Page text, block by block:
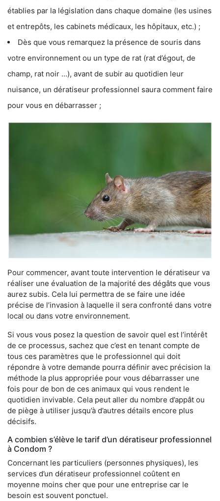
établies par la législation dans chaque domaine (les usines
et entrepôts, les cabinets médicaux, les hôpitaux, etc.) ;
Dès que vous remarquez la présence de souris dans
votre environnement ou un type de rat (rat d’égout, de
champ, rat noir …), avant de subir au quotidien leur
nuisance, un dératiseur professionnel saura comment faire
pour vous en débarrasser ;
Pour commencer, avant toute intervention le dératiseur va
réaliser une évaluation de la majorité des dégâts que vous
aurez subis. Cela lui permettra de se faire une idée
précise de l’invasion à laquelle il sera confronté dans votre
local ou dans votre environnement.
Si vous vous posez la question de savoir quel est l’intérêt
de ce processus, sachez que c’est en tenant compte de
tous ces paramètres que le professionnel qui doit
répondre à votre demande pourra définir avec précision la
méthode la plus appropriée pour vous débarrasser une
fois pour de bon de ces animaux qui vous rendent le
quotidien invivable. Cela peut aller du nombre d’appât ou
de piège à utiliser jusqu’à d’autres détails encore plus
décisifs.
A combien s’élève le tarif d’un dératiseur professionnel
à Condom ?
Concernant les particuliers (personnes physiques), les
services d’un dératiseur professionnel coûtent en
moyenne moins cher que pour une entreprise car le
besoin est souvent ponctuel.